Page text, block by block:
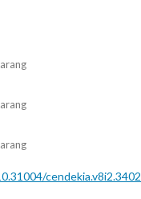
cendekia.v8i2.3402